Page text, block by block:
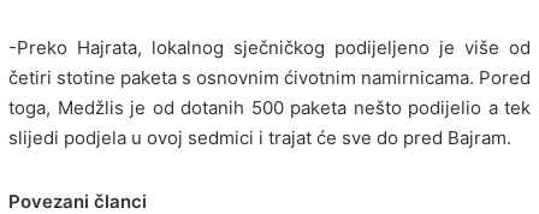
-Preko Hajrata, lokalnog sječničkog podijeljeno je više od
četiri stotine paketa s osnovnim ćivotnim namirnicama. Pored
toga, Medžlis je od dotanih 500 paketa nešto podijelio a tek
slijedi podjela u ovoj sedmici i trajat će sve do pred Bajram.
Povezani članci